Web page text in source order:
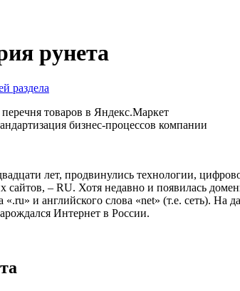
рунета
раздела
товаров в Яндекс.Маркет
бизнес-процессов компании
лет, продвинулись технологии,
сайтов, – RU. Хотя недавно и появилась
«.ru» и английского слова «net» (т.е. сеть).
Интернет в России.